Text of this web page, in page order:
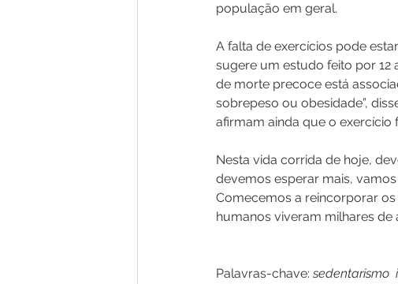
população em geral.
A falta de exercícios pode
sugere um estudo feito por 12
de morte precoce está
sobrepeso ou obesidade”,
afirmam ainda que o exercício
Nesta vida corrida de hoje,
devemos esperar mais,
Comecemos a reincorporar
humanos viveram milhares
Palavras-chave: sedentarismo